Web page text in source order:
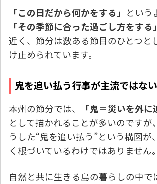
「この日だから何かをする」 という
「その季節に合った過ごし方をする」
近く、節分は数ある節目のひとつと
け止められています。
鬼を追い払う行事が主流ではな
本州の節分では、
「鬼＝災いを外に
として描かれることが多いのですが
うした“鬼を追い払う”という構図が
く根づいているわけではありません。
自然と共に生きる島の暮らしの中で